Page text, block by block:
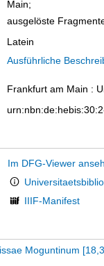
Main;
ausgelöste
Latein
Ausführliche
Frankfurt am Main :
Im DFG-Viewer
IIIF-Manifest
Moguntinum [